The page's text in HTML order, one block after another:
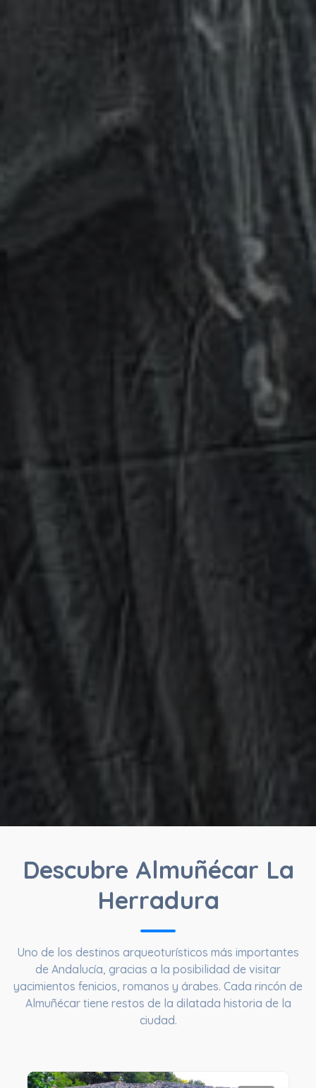
Descubre Almuñécar La
Herradura
Uno de los destinos arqueoturísticos más importantes
de Andalucía, gracias a la posibilidad de visitar
yacimientos fenicios, romanos y árabes. Cada rincón de
Almuñécar tiene restos de la dilatada historia de la
ciudad.